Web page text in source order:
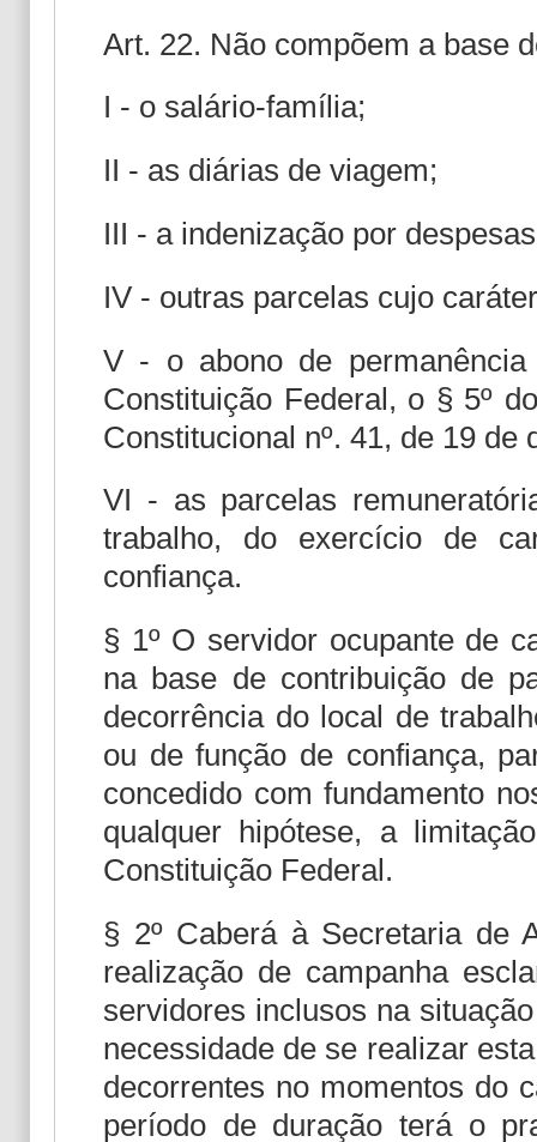
Art. 22. Não compõem a base
I - o salário-família;
II - as diárias de viagem;
III - a indenização por
IV - outras parcelas cujo
V - o abono de
Constituição Federal, o § 5º
Constitucional nº. 41, de 19 de
VI - as parcelas
trabalho, do exercício de
confiança.
§ 1º O servidor ocupante de
na base de contribuição de
decorrência do local de
ou de função de confiança,
concedido com fundamento
qualquer hipótese, a
Constituição Federal.
§ 2º Caberá à Secretaria de
realização de campanha
servidores inclusos na
necessidade de se realizar
decorrentes no momentos do
período de duração terá o